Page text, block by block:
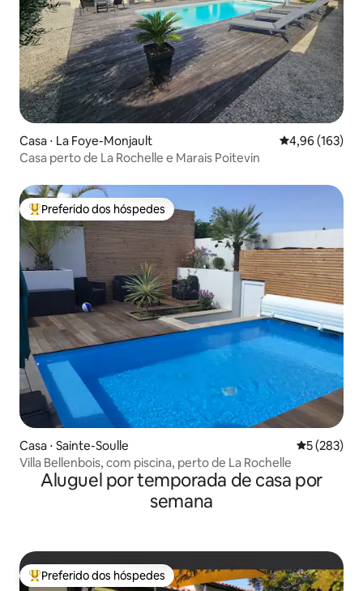
Casa ⋅ La Foye-Monjault 4,96 de uma
4,96 (163)
Casa perto de La Rochelle e Marais Poitevin
Entre os melhores preferidos dos hóspedes
Preferido dos hóspedes
Casa ⋅ Sainte-Soulle 5 de uma
5 (283)
Villa Bellenbois, com piscina, perto de La Rochelle
Aluguel por temporada de casa por
semana
Entre os melhores preferidos dos hóspedes
Preferido dos hóspedes